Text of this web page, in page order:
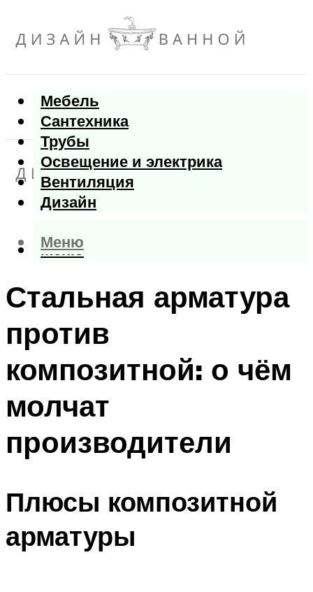
Мебель
Сантехника
Трубы
Освещение и электрика
Вентиляция
Дизайн
Меню
Меню
Стальная арматура
против
композитной: о чём
молчат
производители
Плюсы композитной
арматуры